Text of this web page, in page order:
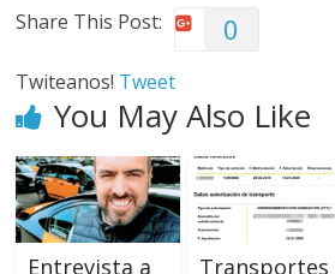
Share This Post: 0
Twiteanos! Tweet
You May Also Like
Entrevista a
Transportes